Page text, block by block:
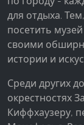
для отдыха.
посетить
своими
истории и
Среди других
окрестностях
Киффхаузеру,
Cookie
24 часа -